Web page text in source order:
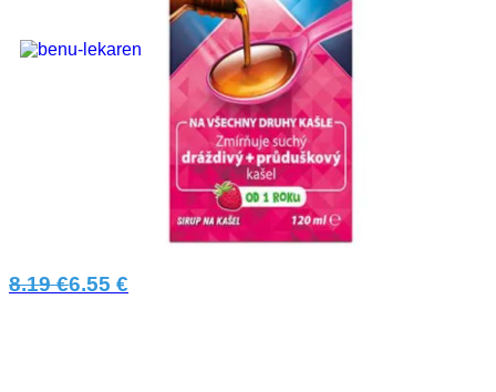
TUSSIREX Junior sirup 120 ml
TUSSIREX pokrýva zapálenú sliznicu hltana a tým ju
upokojí. Slizové látky tvoria fyzickú ochrannú vrstvu, ktorá
chráni pred cudzími telesami čím prináša úľavu od suchého
8.19 €6.55 €